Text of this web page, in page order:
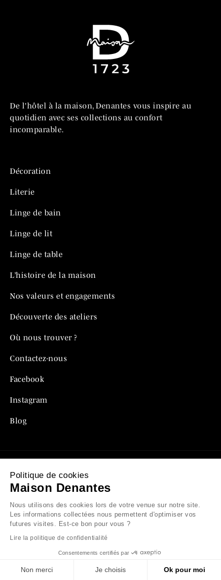
De l'hôtel à la maison, Denantes vous inspire au
quotidien avec ses collections au confort
incomparable.
Décoration
Literie
Linge de bain
Linge de lit
Linge de table
L’histoire de la maison
Nos valeurs et engagements
Découverte des ateliers
Où nous trouver ?
Contactez-nous
Facebook
Instagram
Blog
Mentions légales
Politique de confidentialité
Conditions générales de vente
Plan du site
Politique de cookies
Maison Denantes
Nous utilisons des cookies lors de votre venue sur notre site.
Les informations collectées nous permettent d'optimiser vos
futures visites. Est-ce bon pour vous ?
Lire la politique de confidentialité
Consentements certifiés par
Non merci Je choisis Ok pour moi